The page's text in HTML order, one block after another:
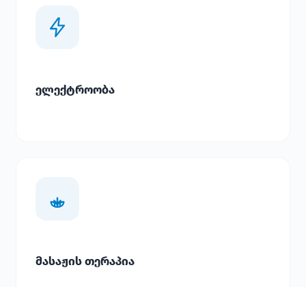
ელექტროობა
მასაჟის თერაპია